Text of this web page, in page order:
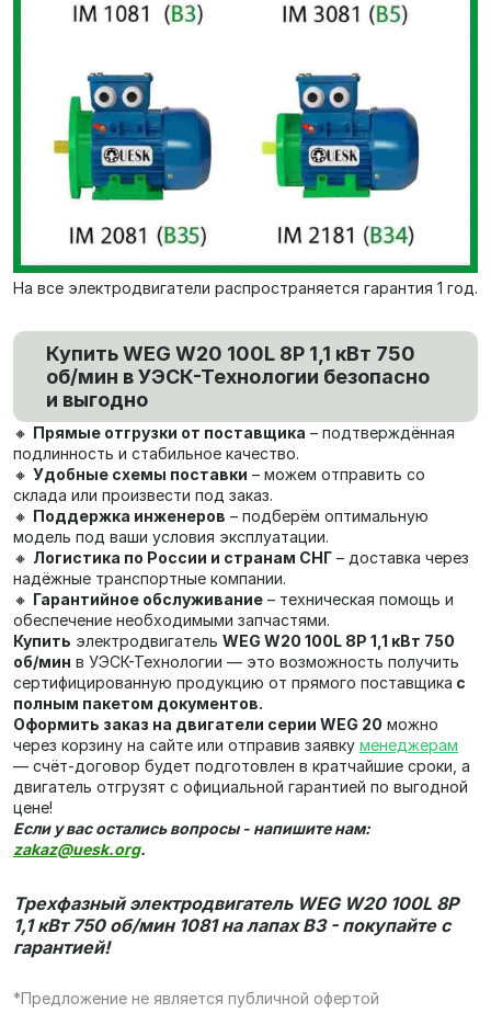
На все электродвигатели распространяется гарантия 1 год.
Купить WEG W20 100L 8P 1,1 кВт 750
об/мин в УЭСК-Технологии безопасно
и выгодно
🔸 Прямые отгрузки от поставщика – подтверждённая
подлинность и стабильное качество.
🔸 Удобные схемы поставки – можем отправить со
склада или произвести под заказ.
🔸 Поддержка инженеров – подберём оптимальную
модель под ваши условия эксплуатации.
🔸 Логистика по России и странам СНГ – доставка через
надёжные транспортные компании.
🔸 Гарантийное обслуживание – техническая помощь и
обеспечение необходимыми запчастями.
Купить электродвигатель WEG W20 100L 8P 1,1 кВт 750
об/мин в УЭСК-Технологии — это возможность получить
сертифицированную продукцию от прямого поставщика с
полным пакетом документов.
Оформить заказ на двигатели серии WEG 20 можно
через корзину на сайте или отправив заявку менеджерам
— счёт‑договор будет подготовлен в кратчайшие сроки, а
двигатель отгрузят с официальной гарантией по выгодной
цене!
Если у вас остались вопросы - напишите нам:
zakaz@uesk.org.
Трехфазный электродвигатель WEG W20 100L 8P
1,1 кВт 750 об/мин 1081 на лапах В3 - покупайте с
гарантией!
*Предложение не является публичной офертой